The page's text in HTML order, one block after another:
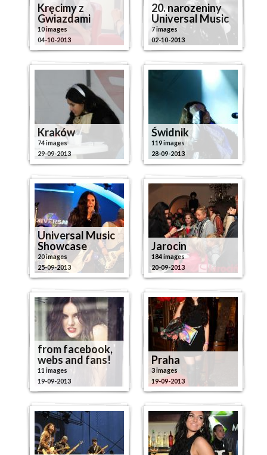
Kręcimy z
Gwiazdami
10 images
04-10-2013
20. narozeniny
Universal Music
7 images
02-10-2013
Kraków
74 images
29-09-2013
Świdnik
119 images
28-09-2013
Universal Music
Showcase
20 images
25-09-2013
Jarocin
184 images
20-09-2013
from facebook,
webs and fans!
11 images
19-09-2013
Praha
3 images
19-09-2013